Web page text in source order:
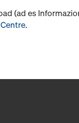
(ad es
.